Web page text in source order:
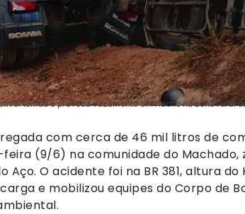
tomba e provoca vazamento em riacho na zona rural
com cerca de 46 mil litros de
(9/6) na comunidade do Machado,
Aço. O acidente foi na BR 381, altura do
e mobilizou equipes do Corpo de